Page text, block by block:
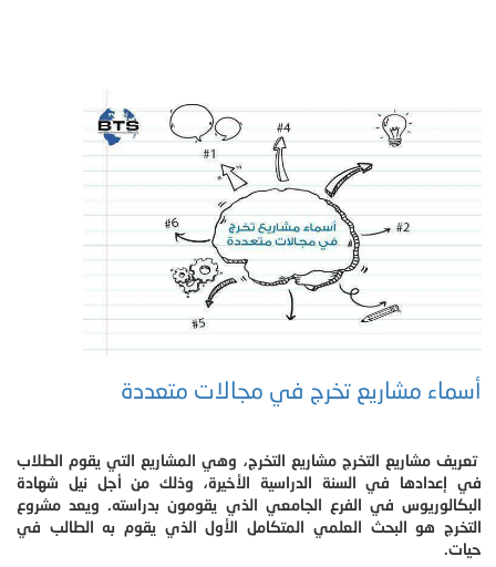
أسماء مشاريع تخرج في مجالات متعددة
تعريف مشاريع التخرج مشاريع التخرج، وهي المشاريع التي يقوم الطلاب
في إعدادها في السنة الدراسية الأخيرة، وذلك من أجل نيل شهادة
البكالوريوس في الفرع الجامعي الذي يقومون بدراسته. ويعد مشروع
التخرج هو البحث العلمي المتكامل الأول الذي يقوم به الطالب في
حيات.